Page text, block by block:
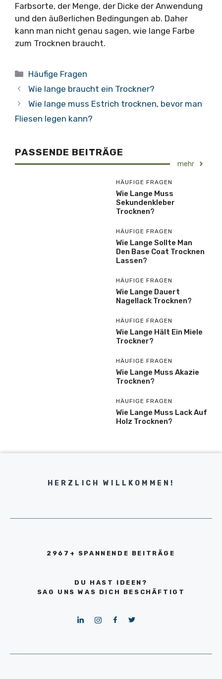
Farbsorte, der Menge, der Dicke der Anwendung
und den äußerlichen Bedingungen ab. Daher
kann man nicht genau sagen, wie lange Farbe
zum Trocknen braucht.
Kategorien
Häufige Fragen
Wie lange braucht ein Trockner?
Wie lange muss Estrich trocknen, bevor man
Fliesen legen kann?
PASSENDE BEITRÄGE
mehr
HÄUFIGE FRAGEN
Wie Lange Muss
Sekundenkleber
Trocknen?
HÄUFIGE FRAGEN
Wie Lange Sollte Man
Den Base Coat Trocknen
Lassen?
HÄUFIGE FRAGEN
Wie Lange Dauert
Nagellack Trocknen?
HÄUFIGE FRAGEN
Wie Lange Hält Ein Miele
Trockner?
HÄUFIGE FRAGEN
Wie Lange Muss Akazie
Trocknen?
HÄUFIGE FRAGEN
Wie Lange Muss Lack Auf
Holz Trocknen?
HERZLICH WILLKOMMEN!
2967+ SPANNENDE BEITRÄGE
DU HAST IDEEN?
SAG UNS WAS DICH BESCHÄFTIGT